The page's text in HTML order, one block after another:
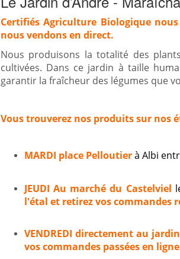
Certifiés Agriculture Biologique
nous vendons en direct.
Nous produisons la totalité des
cultivées. Dans ce jardin à taille
garantir la fraîcheur des légumes que
Vous trouverez nos produits sur nos
MARDI place Pelloutierà Albi
JEUDI Au marché du Castelviel
l'étal et retirez vos commandes
VENDREDI directement au
vos commandes passées en ligne